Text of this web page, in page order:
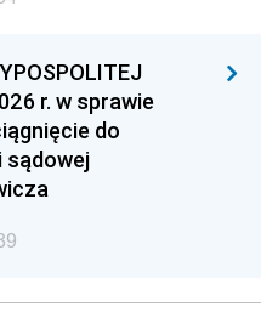
r. w sprawie
do
sądowej